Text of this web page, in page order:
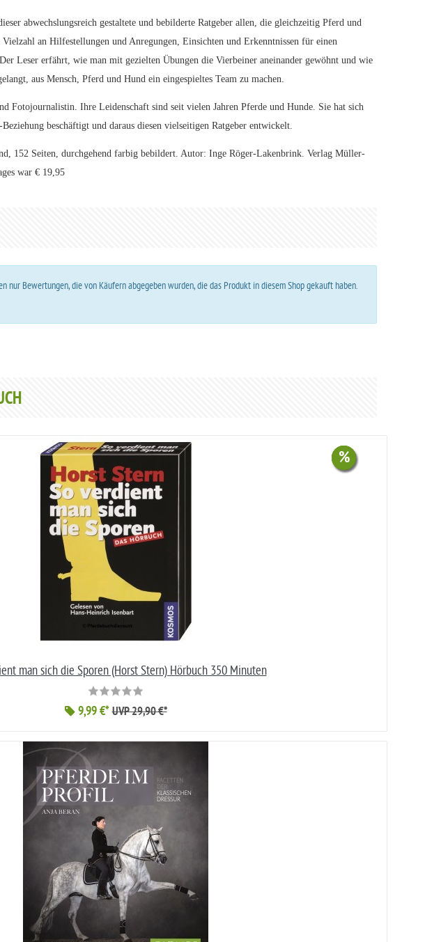
abwechslungsreich gestaltete und bebilderte Ratgeber allen, die gleichzeitig Pferd und
an Hilfestellungen und Anregungen, Einsichten und Erkenntnissen für einen
Leser erfährt, wie man mit gezielten Übungen die Vierbeiner aneinander gewöhnt und wie
aus Mensch, Pferd und Hund ein eingespieltes Team zu machen.
Fotojournalistin. Ihre Leidenschaft sind seit vielen Jahren Pferde und Hunde. Sie hat sich
beschäftigt und daraus diesen vielseitigen Ratgeber entwickelt.
152 Seiten, durchgehend farbig bebildert. Autor: Inge Röger-Lakenbrink. Verlag Müller-
war € 19,95
nur Bewertungen, die von Käufern abgegeben wurden, die das Produkt in diesem Shop gekauft haben.
man sich die Sporen (Horst Stern) Hörbuch 350 Minuten
9,99 €*
%
UVP 29,90 €*
%
%
%
%